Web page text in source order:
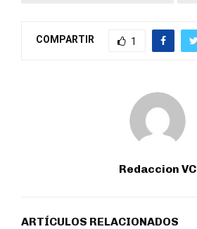
COMPARTIR 1
Redaccion VC
ARTÍCULOS RELACIONADOS